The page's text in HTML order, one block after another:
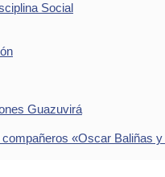
Social
Guazuvirá
«Oscar Baliñas